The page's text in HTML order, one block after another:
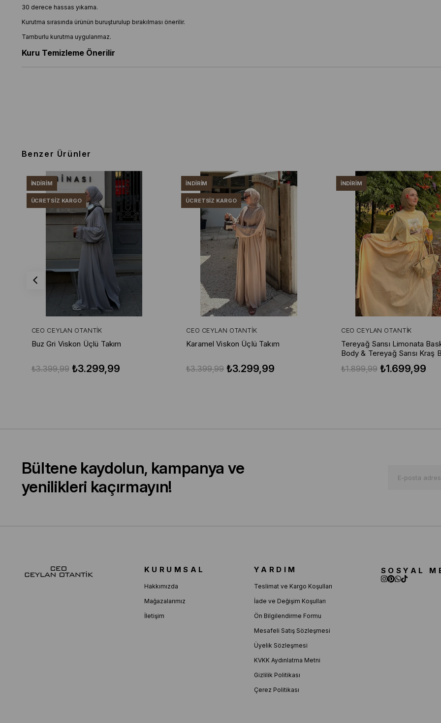
30 derece hassas yıkama.
Kurutma sırasında ürünün buruşturulup bırakılması önerilir.
Tamburlu kurutma uygulanmaz.
Kuru Temizleme Önerilir
Benzer Ürünler
CEO CEYLAN OTANTIK
Buz Gri Viskon Üçlü Takım
₺3.299,99
₺3.399,99
İNDIRIM
ÜCRETSIZ KARGO
CEO CEYLAN OTANTIK
Karamel Viskon Üçlü Takım
₺3.299,99
₺3.399,99
İNDIRIM
ÜCRETSIZ KARGO
CEO CEYLAN OTANTIK
Tereyağ Sarısı Limonata
Body & Tereyağ Sarısı Kraş
₺1.699,99
₺1.899,99
İNDIRIM
Bültene kaydolun, kampanya ve
yenilikleri kaçırmayın!
KURUMSAL
Hakkımızda
Mağazalarımız
İletişim
YARDIM
Teslimat ve Kargo Koşulları
İade ve Değişim Koşulları
Ön Bilgilendirme Formu
Mesafeli Satış Sözleşmesi
Üyelik Sözleşmesi
KVKK Aydınlatma Metni
Gizlilik Politikası
Çerez Politikası
SOSYAL